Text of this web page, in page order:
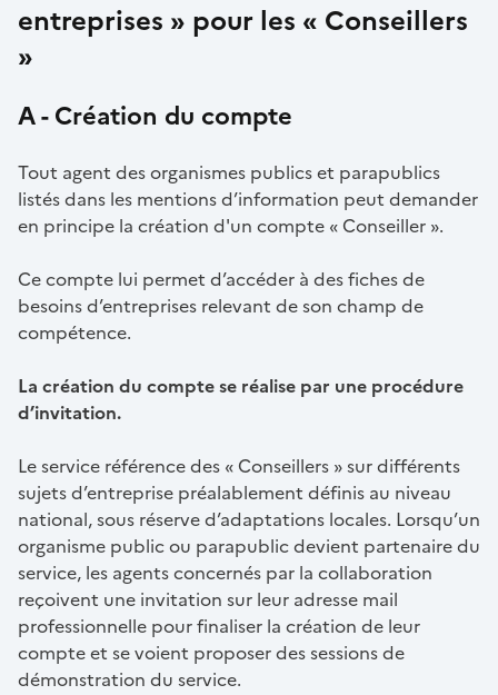
entreprises » pour les « Conseillers
»
A - Création du compte
Tout agent des organismes publics et parapublics
listés dans les mentions d’information peut demander
en principe la création d'un compte « Conseiller ».
Ce compte lui permet d’accéder à des fiches de
besoins d’entreprises relevant de son champ de
compétence.
La création du compte se réalise par une procédure
d’invitation.
Le service référence des « Conseillers » sur différents
sujets d’entreprise préalablement définis au niveau
national, sous réserve d’adaptations locales. Lorsqu’un
organisme public ou parapublic devient partenaire du
service, les agents concernés par la collaboration
reçoivent une invitation sur leur adresse mail
professionnelle pour finaliser la création de leur
compte et se voient proposer des sessions de
démonstration du service.